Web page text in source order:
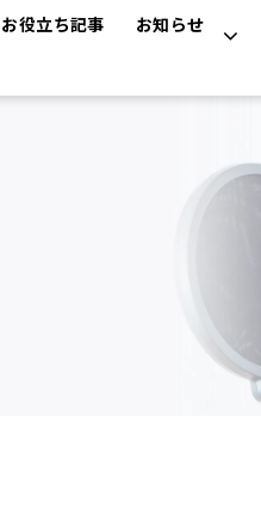
お役立ち記事 お知らせ